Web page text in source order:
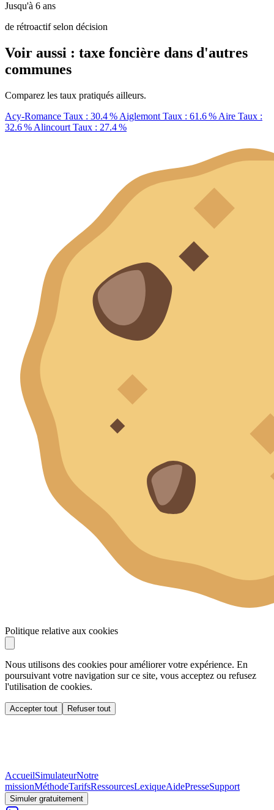
Jusqu'à 6 ans
de rétroactif selon décision
Voir aussi : taxe foncière dans d'autres
communes
Comparez les taux pratiqués ailleurs.
Acy-Romance Taux : 30.4 % Aiglemont Taux : 61.6 % Aire Taux :
32.6 % Alincourt Taux : 27.4 %
Politique relative aux cookies
Nous utilisons des cookies pour améliorer votre expérience. En
poursuivant votre navigation sur ce site, vous acceptez ou refusez
l'utilisation de cookies.
Accepter tout Refuser tout
AccueilSimulateurNotre
missionMéthodeTarifsRessourcesLexiqueAidePresseSupport
Simuler gratuitement